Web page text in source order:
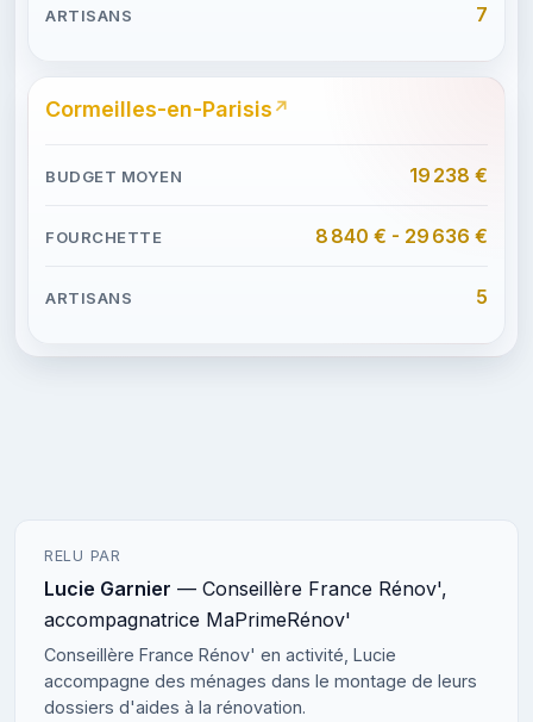
7
Cormeilles-en-Parisis
19 238 €
8 840 € - 29 636 €
5
RELU PAR
Lucie Garnier — Conseillère France Rénov',
accompagnatrice MaPrimeRénov'
Conseillère France Rénov' en activité, Lucie
accompagne des ménages dans le montage de leurs
dossiers d'aides à la rénovation.